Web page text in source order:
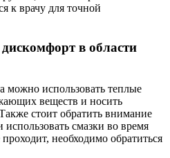
к врачу для точной
в области
можно использовать теплые
веществ и носить
стоит обратить внимание
смазки во время
необходимо обратиться